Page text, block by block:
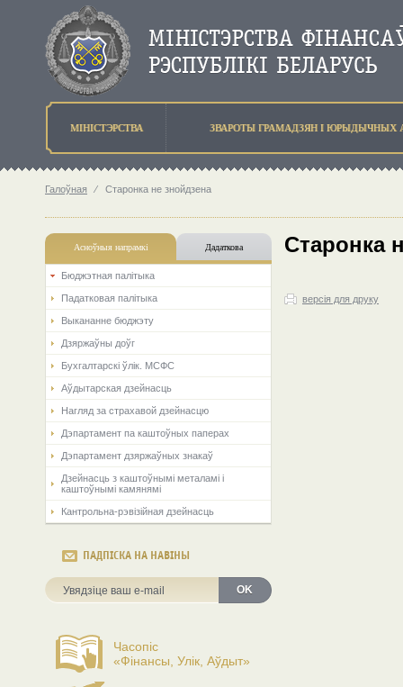
МIНIСТЭРСТВА ЗВАРОТЫ ГРАМАДЗЯН I ЮРЫДЫЧНЫХ
Галоўная ⁄ Старонка не знойдзена
Асноўныя напрамкi Дадаткова
Бюджэтная палiтыка
Падатковая палітыка
Выкананне бюджэту
Дзяржаўны доўг
Бухгалтарскі ўлік. МСФС
Аўдытарская дзейнасць
Нагляд за страхавой дзейнасцю
Дэпартамент па каштоўных паперах
Дэпартамент дзяржаўных знакаў
Дзейнасць з каштоўнымі металамі і
каштоўнымі камянямі
Кантрольна-рэвізійная дзейнасць
ПАДПІСКА НА НАВІНЫ
OK
Часопіс
«Фінансы, Улік, Аўдыт»
Старонка
версія для друку